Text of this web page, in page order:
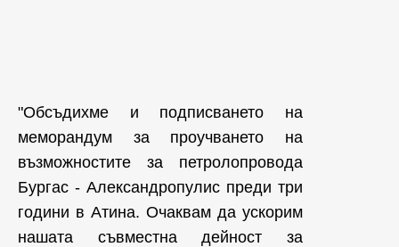
"Обсъдихме и подписването на
меморандум за проучването на
възможностите за петролопровода
Бургас - Александропулис преди три
години в Атина. Очаквам да ускорим
нашата съвместна дейност за